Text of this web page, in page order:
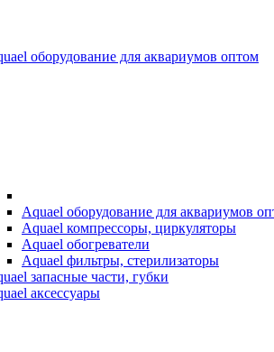
оборудование для аквариумов оптом
Aquael оборудование для аквариумов
Aquael компрессоры, циркуляторы
Aquael обогреватели
Aquael фильтры, стерилизаторы
запасные части, губки
аксессуары